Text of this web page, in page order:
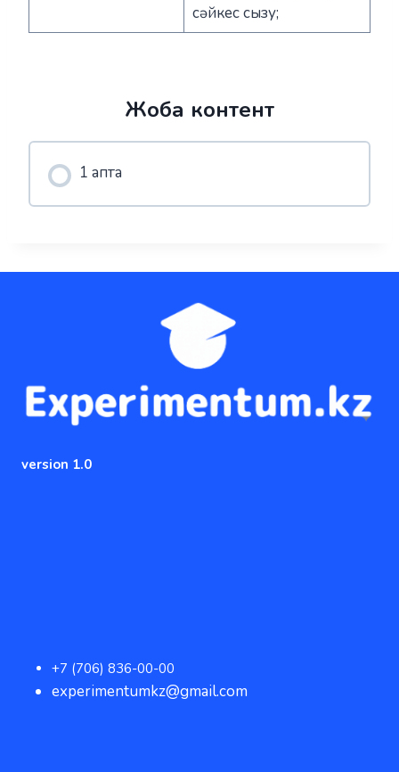
сәйкес сызу;
Жоба контент
1 апта
version 1.0
+7 (706) 836-00-00
experimentumkz@gmail.com